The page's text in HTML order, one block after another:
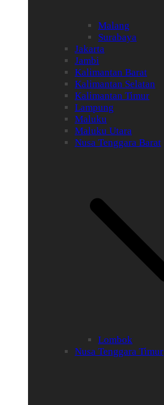
Malang
Surabaya
Jakarta
Jambi
Kalimantan Barat
Kalimantan Selatan
Kalimantan Timur
Lampung
Maluku
Maluku Utara
Nusa Tenggara Barat
Lombok
Nusa Tenggara Timur